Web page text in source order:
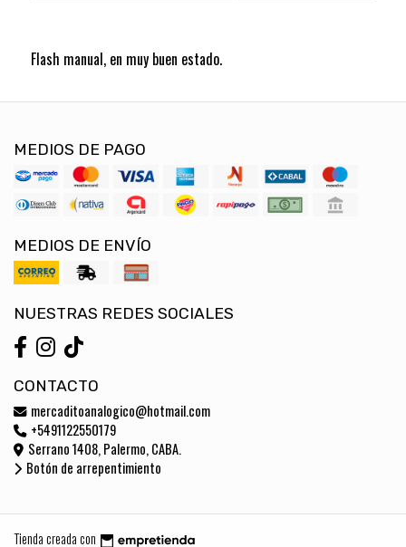
Flash manual, en muy buen estado.
MEDIOS DE PAGO
MEDIOS DE ENVÍO
NUESTRAS REDES SOCIALES
CONTACTO
mercaditoanalogico@hotmail.com
+5491122550179
Serrano 1408, Palermo, CABA.
Botón de arrepentimiento
Tienda creada con